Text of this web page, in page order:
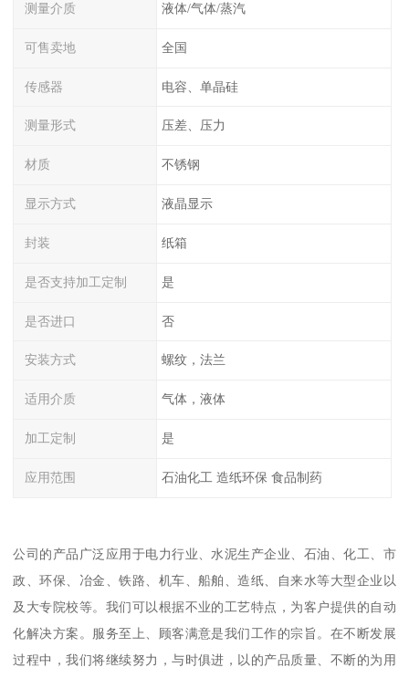
测量介质 液体/气体/蒸汽
可售卖地 全国
传感器 电容、单晶硅
测量形式 压差、压力
材质 不锈钢
显示方式 液晶显示
封装 纸箱
是否支持加工定制 是
是否进口 否
安装方式 螺纹，法兰
适用介质 气体，液体
加工定制 是
应用范围 石油化工 造纸环保 食品制药
公司的产品广泛应用于电力行业、水泥生产企业、石油、化工、市
政、环保、冶金、铁路、机车、船舶、造纸、自来水等大型企业以
及大专院校等。我们可以根据不业的工艺特点，为客户提供的自动
化解决方案。服务至上、顾客满意是我们工作的宗旨。在不断发展
过程中，我们将继续努力，与时俱进，以的产品质量、不断的为用